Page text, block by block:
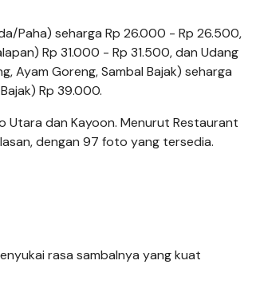
Paha) seharga Rp 26.000 - Rp 26.500,
Rp 31.000 - Rp 31.500, dan Udang
Ayam Goreng, Sambal Bajak) seharga
Rp 39.000.
Utara dan Kayoon. Menurut Restaurant
dengan 97 foto yang tersedia.
rasa sambalnya yang kuat